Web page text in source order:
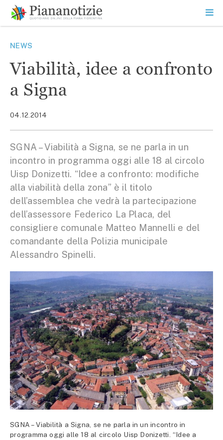
contenuto
SEARCH
NEWS
Viabilità, idee a confronto
a Signa
04.12.2014
SGNA – Viabilità a Signa, se ne parla in un
incontro in programma oggi alle 18 al circolo
Uisp Donizetti. “Idee a confronto: modifiche
alla viabilità della zona” è il titolo
dell’assemblea che vedrà la partecipazione
dell’assessore Federico La Placa, del
consigliere comunale Matteo Mannelli e del
comandante della Polizia municipale
Alessandro Spinelli.
SGNA – Viabilità a Signa, se ne parla in un incontro in
programma oggi alle 18 al circolo Uisp Donizetti. “Idee a